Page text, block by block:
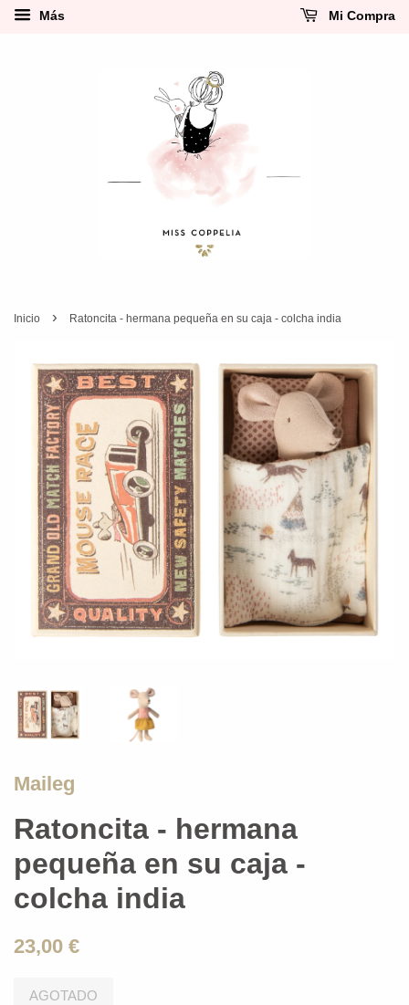
Más Mi Compra
Inicio › Ratoncita - hermana pequeña en su caja - colcha india
Maileg
Ratoncita - hermana
pequeña en su caja -
colcha india
23,00 €
AGOTADO